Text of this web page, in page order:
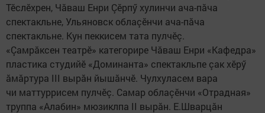
Тӗслӗхрен, Чăваш Енри Çӗрпӳ хулинчи ача-пăча
спектакльне, Ульяновск облаçӗнчи ача-пăча
спектакльне. Кун пеккисем тата пулчӗç.
«Çамрăксен театрӗ» категорире Чăваш Енри «Кафедра»
пластика студийӗ «Доминанта» спектакльпе çак хӗрӳ
ăмăртура III вырăн йышăнчӗ. Чулхуласем вара
чи маттуррисем пулчӗç. Самар облаçӗнчи «Отрадная»
труппа «Алабин» мюзиклпа II вырăн. Е.Шварцăн